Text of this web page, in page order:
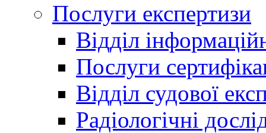
Послуги експертизи
Відділ
Послуги
Відділ судової
Радіологічні